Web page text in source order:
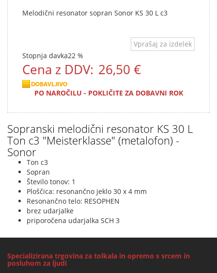
Melodični resonator sopran Sonor KS 30 L c3
Vprašaj za izdelek
Stopnja davka22 %
Cena z DDV: 26,50 €
PO NAROČILU - POKLIČITE ZA DOBAVNI ROK
Sopranski melodični resonator KS 30 L
Ton c3 "Meisterklasse" (metalofon) -
Sonor
Ton c3
Sopran
Število tonov: 1
Ploščica: resonančno jeklo 30 x 4 mm
Resonančno telo: RESOPHEN
brez udarjalke
priporočena udarjalka SCH 3
Specializirana trgovina za tolkala in opremo s srcem in
posluhom za ljudi